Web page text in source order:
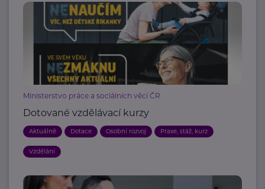
Ministerstvo práce a sociálních věcí ČR
Dotované vzdělávací kurzy
Aktuálně Dotace Osobní rozvoj Praxe, stáž, kurz
Vzdělání